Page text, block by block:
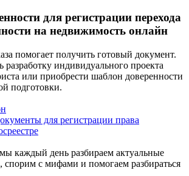
для регистрации перехода
на недвижимость онлайн
помогает получить готовый документ.
разработку индивидуального проекта
или приобрести шаблон доверенности
подготовки.
для регистрации права
каждый день разбираем актуальные
спорим с мифами и помогаем разбираться